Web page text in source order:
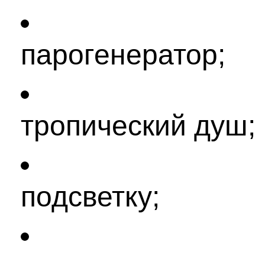
парогенератор;
тропический душ;
подсветку;